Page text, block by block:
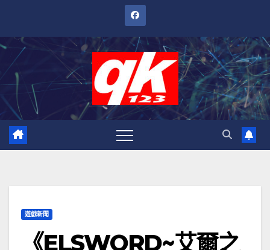
內
遊戲新聞
《ELSWORD~艾爾之